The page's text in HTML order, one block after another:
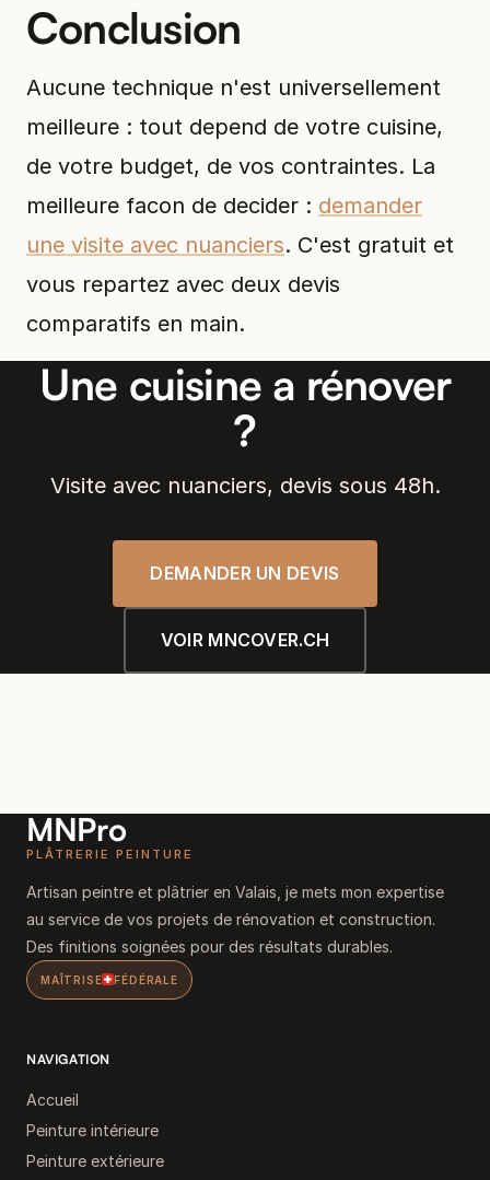
Conclusion
Aucune technique n'est universellement
meilleure : tout depend de votre cuisine,
de votre budget, de vos contraintes. La
meilleure facon de decider : demander
une visite avec nuanciers. C'est gratuit et
vous repartez avec deux devis
comparatifs en main.
Une cuisine a rénover
?
Visite avec nuanciers, devis sous 48h.
DEMANDER UN DEVIS
VOIR MNCOVER.CH
MNPro
PLÂTRERIE PEINTURE
Artisan peintre et plâtrier en Valais, je mets mon expertise
au service de vos projets de rénovation et construction.
Des finitions soignées pour des résultats durables.
MAÎTRISE FÉDÉRALE
NAVIGATION
Accueil
Peinture intérieure
Peinture extérieure